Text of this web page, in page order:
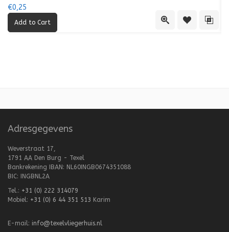
Quick ViewAdd to Add
€0,25
Adresgegevens
Weverstraat 17,
1791 AA Den Burg - Texel
Bankrekening IBAN: NL60INGB0674351088
BIC: INGBNL2A
Tel.: +31 (0) 222 314079
Mobiel: +31 (0) 6 44 351 513 Karim
E-mail: info@texelvliegerhuis.nl